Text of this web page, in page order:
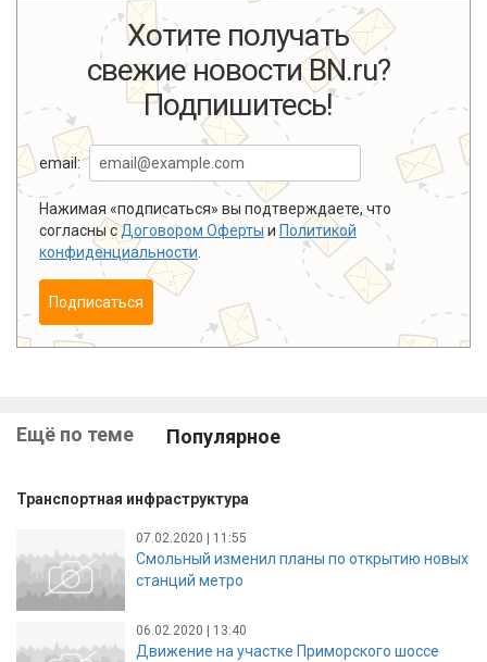
Хотите получать
свежие новости BN.ru?
Подпишитесь!
email:
Нажимая «подписаться» вы подтверждаете, что
согласны сДоговором Оферты и Политикой
конфиденциальности.
Подписаться
Ещё по теме Популярное
Транспортная инфраструктура
07.02.2020 | 11:55
Смольный изменил планы по открытию новых
станций метро
06.02.2020 | 13:40
Движение на участке Приморского шоссе